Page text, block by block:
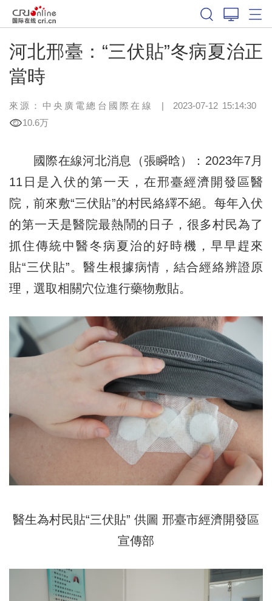
河北邢臺：“三伏貼”冬病夏治正
當時
來源：中央廣電總台國際在線 | 2023-07-12 15:14:30
10.6万
國際在線河北消息（張瞬晗）：2023年7月
11日是入伏的第一天，在邢臺經濟開發區醫
院，前來敷“三伏貼”的村民絡繹不絕。每年入伏
的第一天是醫院最熱鬧的日子，很多村民為了
抓住傳統中醫冬病夏治的好時機，早早趕來
貼“三伏貼”。醫生根據病情，結合經絡辨證原
理，選取相關穴位進行藥物敷貼。
醫生為村民貼“三伏貼” 供圖 邢臺市經濟開發區
宣傳部